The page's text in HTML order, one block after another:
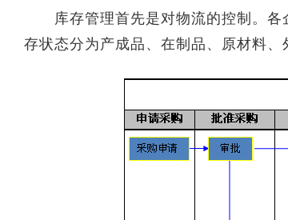
库存管理首先是对物流的控制。各
存状态分为产成品、在制品、原材料、